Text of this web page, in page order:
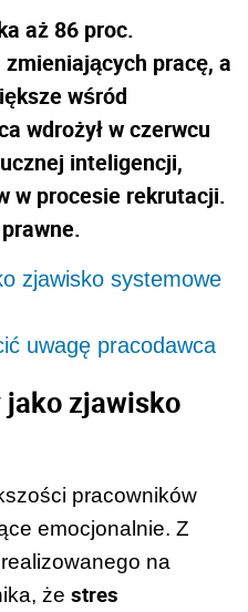
aż 86 proc.
pracę, a
wśród
wdrożył w czerwcu
inteligencji,
w procesie rekrutacji.
zjawisko systemowe
uwagę pracodawca
zjawisko
pracowników
emocjonalnie. Z
na
że stres